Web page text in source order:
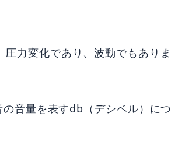
力変化であり、波動でもありま
音量を表すdb（デシベル）につ